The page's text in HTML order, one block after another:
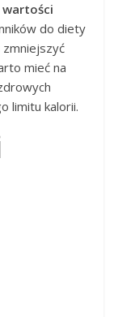
wartości
do diety
mieć na
limitu kalorii.